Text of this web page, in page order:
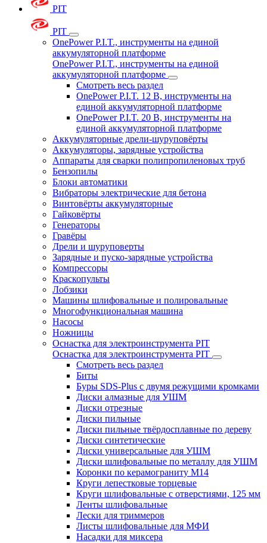
PIT
PIT
OnePower P.I.T., инструменты на единой
аккумуляторной платформе
OnePower P.I.T., инструменты на единой
аккумуляторной платформе
Смотреть весь раздел
OnePower P.I.T. 12 В, инструменты на
единой аккумуляторной платформе
OnePower P.I.T. 20 В, инструменты на
единой аккумуляторной платформе
Аккумуляторные дрели-шуруповёрты
Аккумуляторы, зарядные устройства
Аппараты для сварки полипропиленовых труб
Бензопилы
Блоки автоматики
Вибраторы электрические для бетона
Винтовёрты аккумуляторные
Гайковёрты
Генераторы
Гравёры
Дрели и шуруповерты
Зарядные и пуско-зарядные устройства
Компрессоры
Краскопульты
Лобзики
Машины шлифовальные и полировальные
Многофункциональная машина
Насосы
Ножницы
Оснастка для электроинструмента PIT
Оснастка для электроинструмента PIT
Смотреть весь раздел
Биты
Буры SDS-Plus c двумя режущими кромками
Диски алмазные для УШМ
Диски отрезные
Диски пильные
Диски пильные твёрдосплавные по дереву
Диски синтетические
Диски универсальные для УШМ
Диски шлифовальные по металлу для УШМ
Коронки по керамограниту M14
Круги лепестковые торцевые
Круги шлифовальные с отверстиями, 125 мм
Ленты шлифовальные
Лески для триммеров
Листы шлифовальные для МФИ
Насадки для миксера